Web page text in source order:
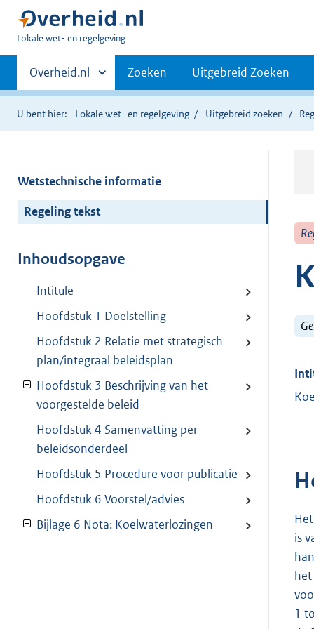
U
hier:
Lokale wet- en regelgeving
Primaire
navigatie
Andere
sites
binnen
Overheid.nl Zoeken Uitgebreid Zoeken
U bent hier: Lokale wet- en regelgeving Uitgebreid zoeken
Wetstechnische informatie
Regeling tekst
Inhoudsopgave
Intitule
Hoofdstuk 1 Doelstelling
Hoofdstuk 2 Relatie met strategisch
plan/integraal beleidsplan
Hoofdstuk 3 Beschrijving van het
voorgestelde beleid
Hoofdstuk 4 Samenvatting per
beleidsonderdeel
Hoofdstuk 5 Procedure voor publicatie
Hoofdstuk 6 Voorstel/advies
Bijlage 6 Nota: Koelwaterlozingen
is
1